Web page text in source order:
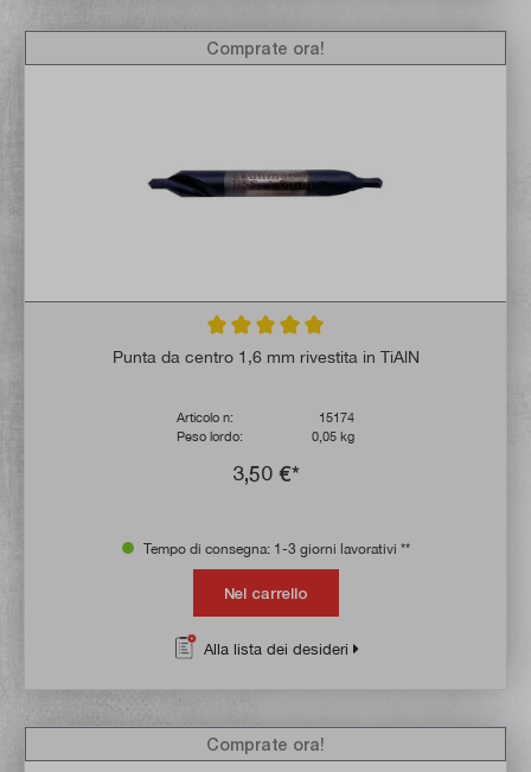
Valutazione media di 5 su 5 stelle
Punta da centro 1,6 mm rivestita in TiAlN
Articolo n:
15174
Peso lordo:
0,05 kg
3,50 €*
Comprate ora!
Tempo di consegna: 1-3 giorni lavorativi **
Nel carrello
Alla lista dei desideri
Comprate ora!